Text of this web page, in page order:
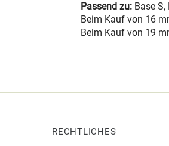
Passend zu: Base S,
Beim Kauf von 16
Beim Kauf von 19
RECHTLICHES